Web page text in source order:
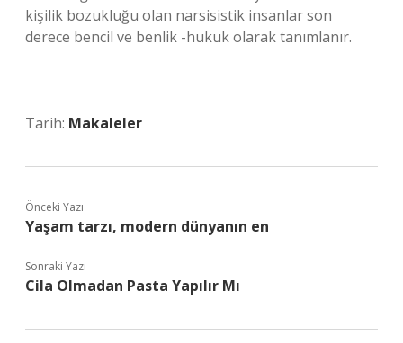
kişilik bozukluğu olan narsisistik insanlar son
derece bencil ve benlik -hukuk olarak tanımlanır.
Tarih: Makaleler
Önceki Yazı
Yaşam tarzı, modern dünyanın en
Sonraki Yazı
Cila Olmadan Pasta Yapılır Mı